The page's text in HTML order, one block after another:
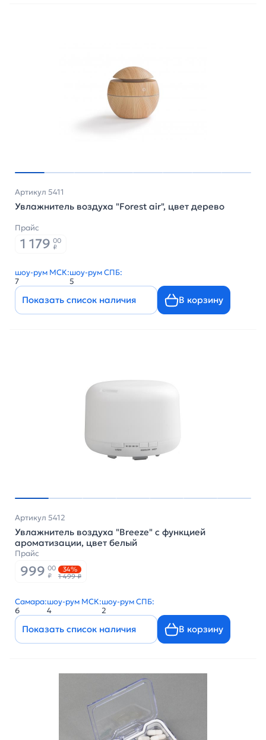
Артикул 5411
Увлажнитель воздуха "Forest air", цвет дерево
Прайс
1 179 00
₽
шоу-рум МСК:
7
шоу-рум СПБ:
5
Показать список наличия В корзину
Артикул 5412
Увлажнитель воздуха "Breeze" с функцией
ароматизации, цвет белый
Прайс
999 00
₽
34%
1 499 ₽
Самара:
6
шоу-рум МСК:
4
шоу-рум СПБ:
2
Показать список наличия В корзину